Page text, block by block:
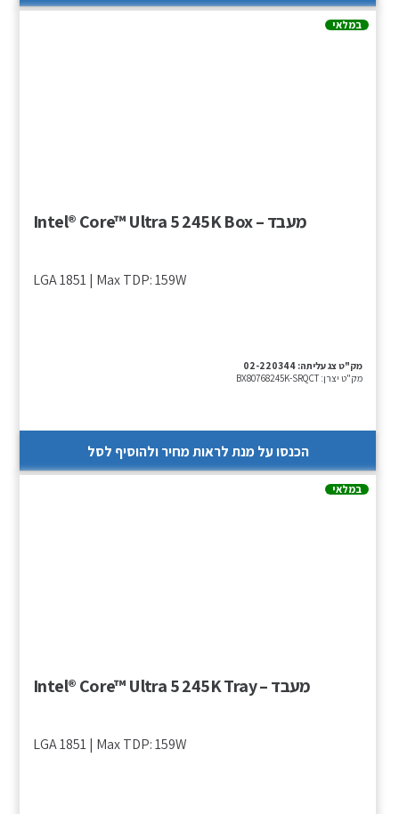
במלאי
מעבד – Intel® Core™ Ultra 5 245K Box
LGA 1851 | Max TDP: 159W
מק"ט צג עליתה: 02-220344
מק"ט יצרן: BX80768245K-SRQCT
הכנסו על מנת לראות מחיר ולהוסיף לסל
במלאי
מעבד – Intel® Core™ Ultra 5 245K Tray
LGA 1851 | Max TDP: 159W